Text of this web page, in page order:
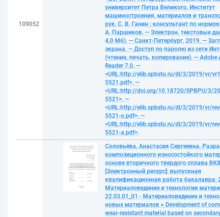
109052
университет Петра Великого, Институт
машиностроения, материалов и
рук. С. В. Ганин ; консультант по
А. Паршиков. — Электрон. текстовые
4,0 Мб). — Санкт-Петербург, 2019. —
экрана. — Доступ по паролю из сети
(чтение, печать, копирование). — Adobe
Reader 7.0. —
<URL:http://elib.spbstu.ru/dl/3/2019/vr/
5521.pdf>. —
<URL:http://doi.org/10.18720/SPBPU/3/
5521>. —
<URL:http://elib.spbstu.ru/dl/3/2019/vr/
5521-o.pdf>. —
<URL:http://elib.spbstu.ru/dl/3/2019/vr/
5521-a.pdf>.
Соловьёва, Анастасия Сергеевна.
композиционного износостойкого
основе вторичного твердого сплава ВК8
[Электронный ресурс]: выпускная
квалификационная работа бакалавра:
Материаловедение и технологии
22.03.01_01 - Материаловедение и
новых материалов = Development of
wear-resistant material based on